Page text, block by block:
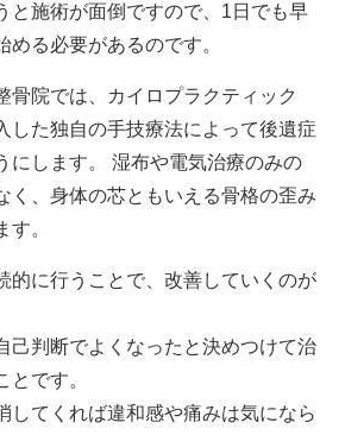
と施術が面倒ですので、1日でも早
める必要があるのです。
骨院では、カイロプラクティック
した独自の手技療法によって後遺症
にします。 湿布や電気治療のみの
く、身体の芯ともいえる骨格の歪み
。
的に行うことで、改善していくのが
己判断でよくなったと決めつけて治
とです。
してくれば違和感や痛みは気になら